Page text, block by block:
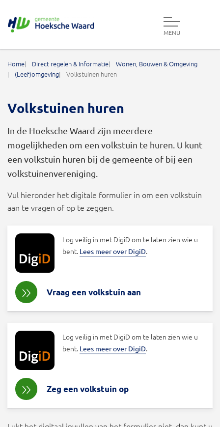
MENU
Home Direct regelen & Informatie
Wonen, Bouwen & Omgeving
(Leef)omgeving
Volkstuinen huren
Volkstuinen huren
In de Hoeksche Waard zijn meerdere
mogelijkheden om een volkstuin te huren. U kunt
een volkstuin huren bij de gemeente of bij een
volkstuinenvereniging.
Vul hieronder het digitale formulier in om een volkstuin
aan te vragen of op te zeggen.
Log veilig in met DigiD om te laten zien wie u
bent. Lees meer over DigiD.
Vraag een volkstuin aan
Log veilig in met DigiD om te laten zien wie u
bent. Lees meer over DigiD.
Zeg een volkstuin op